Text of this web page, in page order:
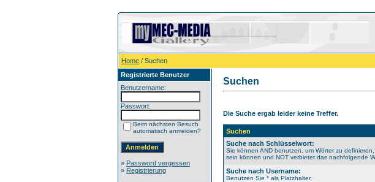
Home / Suchen
Registrierte Benutzer
Benutzername:
Passwort:
Beim nächsten Besuch
automatisch anmelden?
» Password vergessen
» Registrierung
Suchen
Die Suche ergab leider keine Treffer.
Suchen
Suche nach Schlüsselwort:
Sie können AND benutzen, um Wörter zu
sein können und NOT verbietet das nachfolgende
Suche nach Username:
Benutzen Sie * als Platzhalter.